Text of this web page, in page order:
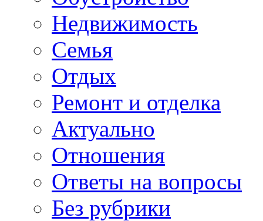
Недвижимость
Семья
Отдых
Ремонт и отделка
Актуально
Отношения
Ответы на вопросы
Без рубрики